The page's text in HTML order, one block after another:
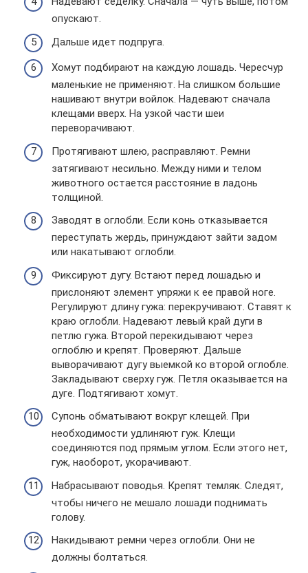
опускают.
Дальше идет подпруга.
Хомут подбирают на каждую лошадь. Чересчур
маленькие не применяют. На слишком большие
нашивают внутри войлок. Надевают сначала
клещами вверх. На узкой части шеи
переворачивают.
Протягивают шлею, расправляют. Ремни
затягивают несильно. Между ними и телом
животного остается расстояние в ладонь
толщиной.
Заводят в оглобли. Если конь отказывается
переступать жердь, принуждают зайти задом
или накатывают оглобли.
Фиксируют дугу. Встают перед лошадью и
прислоняют элемент упряжи к ее правой ноге.
Регулируют длину гужа: перекручивают. Ставят к
краю оглобли. Надевают левый край дуги в
петлю гужа. Второй перекидывают через
оглоблю и крепят. Проверяют. Дальше
выворачивают дугу выемкой ко второй оглобле.
Закладывают сверху гуж. Петля оказывается на
дуге. Подтягивают хомут.
Супонь обматывают вокруг клещей. При
необходимости удлиняют гуж. Клещи
соединяются под прямым углом. Если этого нет,
гуж, наоборот, укорачивают.
Набрасывают поводья. Крепят темляк. Следят,
чтобы ничего не мешало лошади поднимать
голову.
Накидывают ремни через оглобли. Они не
должны болтаться.